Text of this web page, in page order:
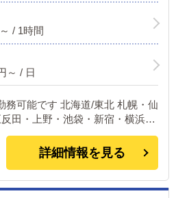
/ 1時間
～ / 日
良 中国/四国 広島 九州 福岡・熊本
詳細情報を見る